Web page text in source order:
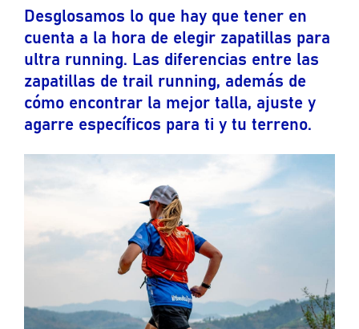
Desglosamos lo que hay que tener en
cuenta a la hora de elegir zapatillas para
ultra running. Las diferencias entre las
zapatillas de trail running, además de
cómo encontrar la mejor talla, ajuste y
agarre específicos para ti y tu terreno.